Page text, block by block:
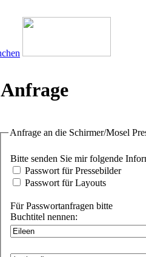
Anfrage
Anfrage an die Schirmer/Mosel
Bitte senden
Passwort für Pressebilder
Passwort für Layouts
Für Passwortanfragen bitte
Buchtitel nennen: